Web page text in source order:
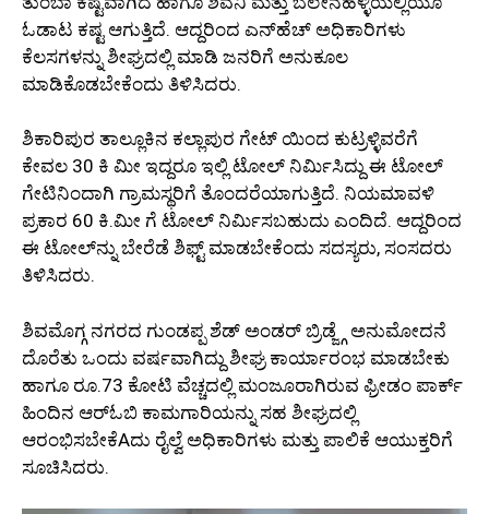
ಓಡಾಟ ಕಷ್ಟ ಆಗುತ್ತಿದೆ. ಆದ್ದರಿಂದ ಎನ್‌ಹೆಚ್ ಅಧಿಕಾರಿಗಳು
ಕೆಲಸಗಳನ್ನು ಶೀಘ್ರದಲ್ಲಿ ಮಾಡಿ ಜನರಿಗೆ ಅನುಕೂಲ
ಮಾಡಿಕೊಡಬೇಕೆಂದು ತಿಳಿಸಿದರು.
ಶಿಕಾರಿಪುರ ತಾಲ್ಲೂಕಿನ ಕಲ್ಲಾಪುರ ಗೇಟ್ ಯಿಂದ ಕುಟ್ರಳ್ಳಿವರೆಗೆ
ಕೇವಲ 30 ಕಿ ಮೀ ಇದ್ದರೂ ಇಲ್ಲಿ ಟೋಲ್ ನಿರ್ಮಿಸಿದ್ದು ಈ ಟೋಲ್
ಗೇಟಿನಿಂದಾಗಿ ಗ್ರಾಮಸ್ಥರಿಗೆ ತೊಂದರೆಯಾಗುತ್ತಿದೆ. ನಿಯಮಾವಳಿ
ಪ್ರಕಾರ 60 ಕಿ.ಮೀ ಗೆ ಟೋಲ್ ನಿರ್ಮಿಸಬಹುದು ಎಂದಿದೆ. ಆದ್ದರಿಂದ
ಈ ಟೋಲ್‌ನ್ನು ಬೇರೆಡೆ ಶಿಫ್ಟ್ ಮಾಡಬೇಕೆಂದು ಸದಸ್ಯರು, ಸಂಸದರು
ತಿಳಿಸಿದರು.
ಶಿವಮೊಗ್ಗ ನಗರದ ಗುಂಡಪ್ಪ ಶೆಡ್ ಅಂಡರ್ ಬ್ರಿಡ್ಜ್ಗೆ ಅನುಮೋದನೆ
ದೊರೆತು ಒಂದು ವರ್ಷವಾಗಿದ್ದು ಶೀಘ್ರ ಕಾರ್ಯಾರಂಭ ಮಾಡಬೇಕು
ಹಾಗೂ ರೂ.73 ಕೋಟಿ ವೆಚ್ಚದಲ್ಲಿ ಮಂಜೂರಾಗಿರುವ ಫ್ರೀಡಂ ಪಾರ್ಕ್
ಹಿಂದಿನ ಆರ್‌ಓಬಿ ಕಾಮಗಾರಿಯನ್ನು ಸಹ ಶೀಘ್ರದಲ್ಲಿ
ಆರಂಭಿಸಬೇಕೆAದು ರೈಲ್ವೆ ಅಧಿಕಾರಿಗಳು ಮತ್ತು ಪಾಲಿಕೆ ಆಯುಕ್ತರಿಗೆ
ಸೂಚಿಸಿದರು.